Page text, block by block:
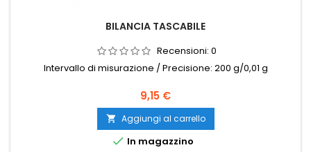
BILANCIA TASCABILE
Recensioni: 0
Intervallo di misurazione / Precisione: 200 g/0,01 g
Prezzo
9,15 €
 Aggiungi al carrello
 In magazzino